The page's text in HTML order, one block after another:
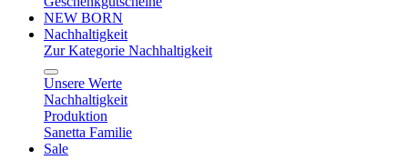
NEW BORN
Nachhaltigkeit
Zur Kategorie Nachhaltigkeit
Unsere Werte
Nachhaltigkeit
Produktion
Sanetta Familie
Sale